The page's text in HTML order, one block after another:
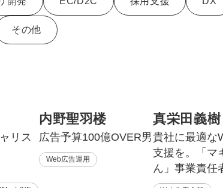
リュー
佑）その他
リス
内野聖羽楼
広告予算100億OVER男
Web広告運用
真栄田義樹
貴社に最適な
支援を。「マ
ん」事業責任